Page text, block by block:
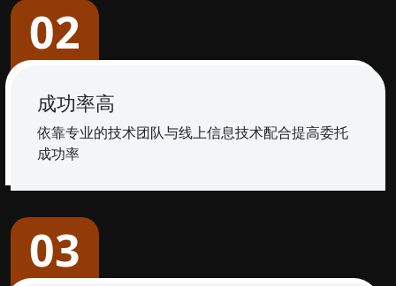
02
成功率高
依靠专业的技术团队与线上信息技术配合提高委托
成功率
03